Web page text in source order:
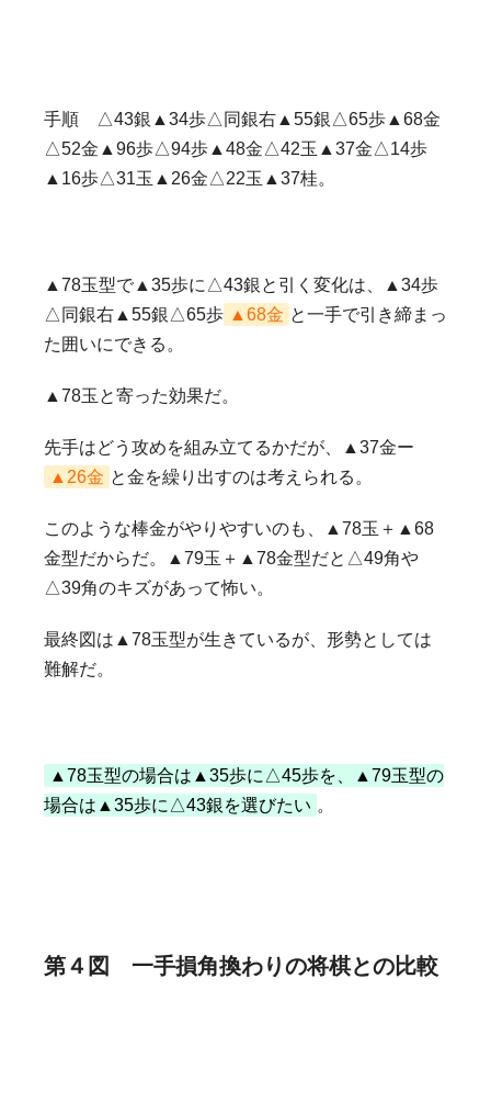
手順 △43銀▲34歩△同銀右▲55銀△65歩▲68金
△52金▲96歩△94歩▲48金△42玉▲37金△14歩
▲16歩△31玉▲26金△22玉▲37桂。
▲78玉型で▲35歩に△43銀と引く変化は、▲34歩
△同銀右▲55銀△65歩 ▲68金 と一手で引き締まっ
た囲いにできる。
▲78玉と寄った効果だ。
先手はどう攻めを組み立てるかだが、▲37金ー
▲26金 と金を繰り出すのは考えられる。
このような棒金がやりやすいのも、▲78玉＋▲68
金型だからだ。▲79玉＋▲78金型だと△49角や
△39角のキズがあって怖い。
最終図は▲78玉型が生きているが、形勢としては
難解だ。
▲78玉型の場合は▲35歩に△45歩を、▲79玉型の
場合は▲35歩に△43銀を選びたい 。
第４図 一手損角換わりの将棋との比較